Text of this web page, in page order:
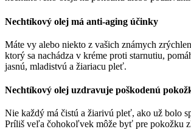
Nechtíkový olej má anti-aging účinky
Máte vy alebo niekto z vašich známych
ktorý sa nachádza v kréme proti starnutiu,
jasnú, mladistvú a žiariacu pleť.
Nechtíkový olej uzdravuje poškodenú
Nie každý má čistú a žiarivú pleť, ako už bolo
Príliš veľa čohokoľvek môže byť pre pokožku